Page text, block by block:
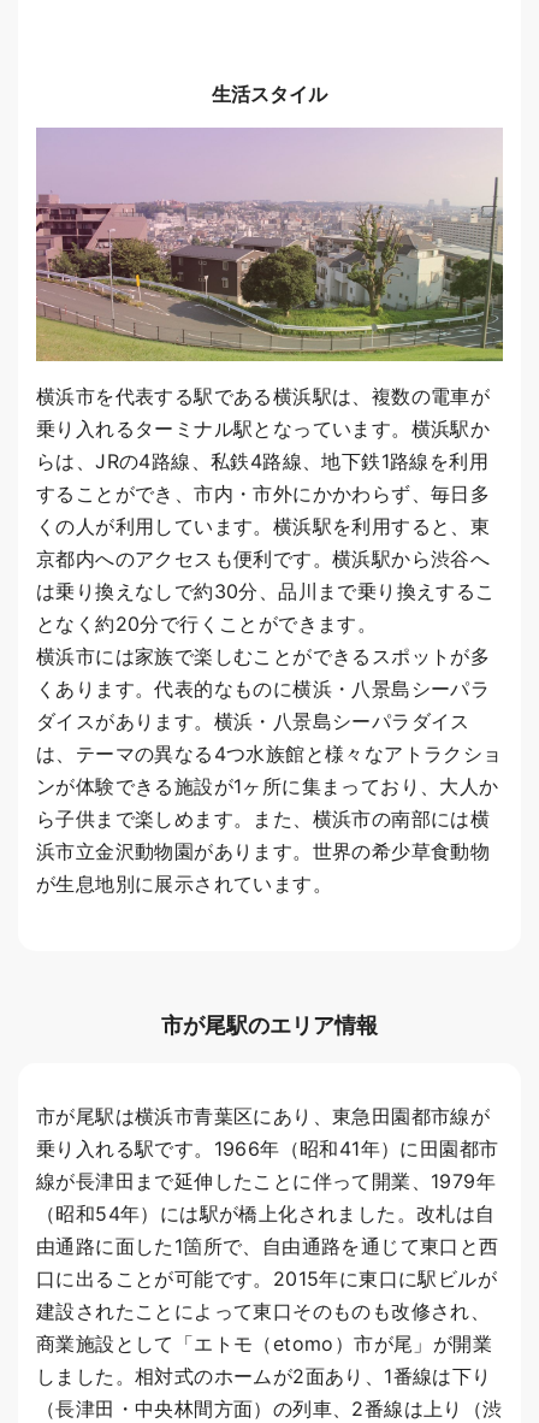
生活スタイル
横浜市を代表する駅である横浜駅は、複数の電車が
乗り入れるターミナル駅となっています。横浜駅か
らは、JRの4路線、私鉄4路線、地下鉄1路線を利用
することができ、市内・市外にかかわらず、毎日多
くの人が利用しています。横浜駅を利用すると、東
京都内へのアクセスも便利です。横浜駅から渋谷へ
は乗り換えなしで約30分、品川まで乗り換えするこ
となく約20分で行くことができます。
横浜市には家族で楽しむことができるスポットが多
くあります。代表的なものに横浜・八景島シーパラ
ダイスがあります。横浜・八景島シーパラダイス
は、テーマの異なる4つ水族館と様々なアトラクショ
ンが体験できる施設が1ヶ所に集まっており、大人か
ら子供まで楽しめます。また、横浜市の南部には横
浜市立金沢動物園があります。世界の希少草食動物
が生息地別に展示されています。
市が尾駅のエリア情報
市が尾駅は横浜市青葉区にあり、東急田園都市線が
乗り入れる駅です。1966年（昭和41年）に田園都市
線が長津田まで延伸したことに伴って開業、1979年
（昭和54年）には駅が橋上化されました。改札は自
由通路に面した1箇所で、自由通路を通じて東口と西
口に出ることが可能です。2015年に東口に駅ビルが
建設されたことによって東口そのものも改修され、
商業施設として「エトモ（etomo）市が尾」が開業
しました。相対式のホームが2面あり、1番線は下り
（長津田・中央林間方面）の列車、2番線は上り（渋